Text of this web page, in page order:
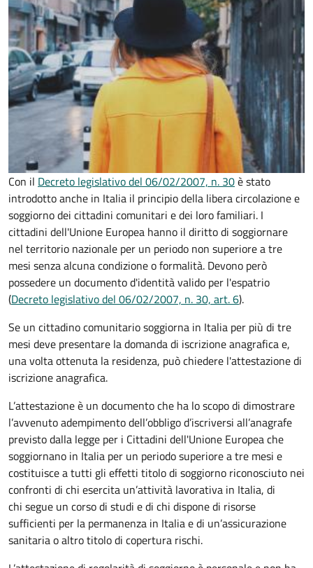
Con il Decreto legislativo del 06/02/2007, n. 30è stato
introdotto anche in Italia il principio della libera circolazione e
soggiorno dei cittadini comunitari e dei loro familiari. I
cittadini dell'Unione Europea hanno il diritto di soggiornare
nel territorio nazionale per un periodo non superiore a tre
mesi senza alcuna condizione o formalità. Devono però
possedere un documento d'identità valido per l'espatrio
(Decreto legislativo del 06/02/2007, n. 30, art. 6).
Se un cittadino comunitario soggiorna in Italia per più di tre
mesi deve presentare la domanda di iscrizione anagrafica e,
una volta ottenuta la residenza, può chiedere l'attestazione di
iscrizione anagrafica.
L’attestazione è un documento che ha lo scopo di dimostrare
l’avvenuto adempimento dell’obbligo d’iscriversi all’anagrafe
previsto dalla legge per i Cittadini dell'Unione Europea che
soggiornano in Italia per un periodo superiore a tre mesi e
costituisce a tutti gli effetti titolo di soggiorno riconosciuto nei
confronti di chi esercita un’attività lavorativa in Italia, di
chi segue un corso di studi e di chi dispone di risorse
sufficienti per la permanenza in Italia e di un’assicurazione
sanitaria o altro titolo di copertura rischi.